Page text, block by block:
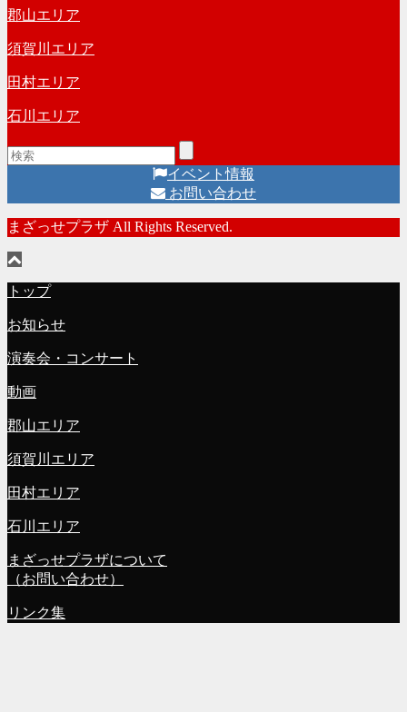
郡山エリア
須賀川エリア
田村エリア
石川エリア
イベント情報
お問い合わせ
まざっせプラザ All Rights Reserved.
トップ
お知らせ
演奏会・コンサート
動画
郡山エリア
須賀川エリア
田村エリア
石川エリア
まざっせプラザについて
（お問い合わせ）
リンク集